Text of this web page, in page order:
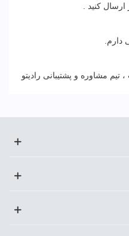
کنید .
مشاوره و پشتیبانی رادیتو